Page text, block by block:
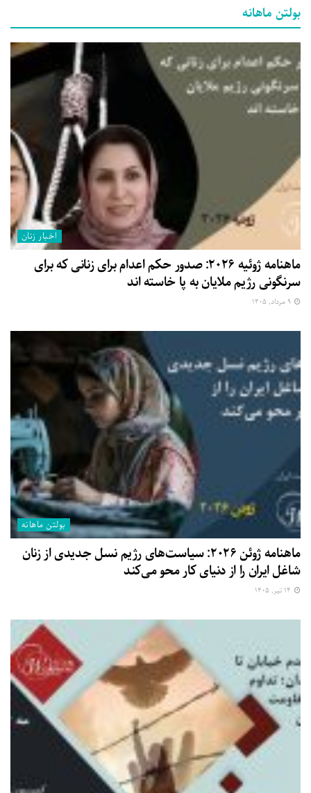
بولتن ماهانه
اخبار زنان
ماهنامه ژوئیه ۲۰۲۶: صدور حکم اعدام برای زنانی که برای
سرنگونی رژیم ملایان به پا خاسته اند
بولتن ماهانه
ماهنامه ژوئن ۲۰۲۶: سیاست‌های رژیم نسل جدیدی از زنان
شاغل ایران را از دنیای کار محو می‌کند